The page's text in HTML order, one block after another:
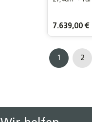
Regulärer
7.639,00 €
Seite
1 2